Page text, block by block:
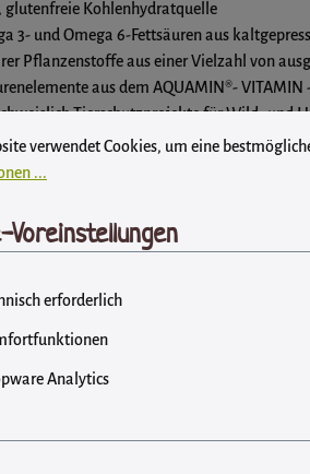
glutenfreie Kohlenhydratquelle
3- und Omega 6-Fettsäuren aus
Pflanzenstoffe aus einer Vielzahl von
aus dem AQUAMIN®-
Tierschutzprojekte für Wild- und
verwendet Cookies, um eine bestmögliche
verwendet Cookies, um eine
...
Voreinstellungen
erforderlich
Analytics